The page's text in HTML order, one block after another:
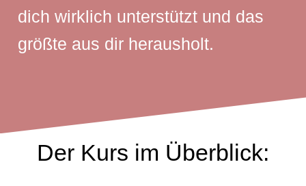
dich wirklich unterstützt und das
größte aus dir herausholt.
Der Kurs im Überblick: